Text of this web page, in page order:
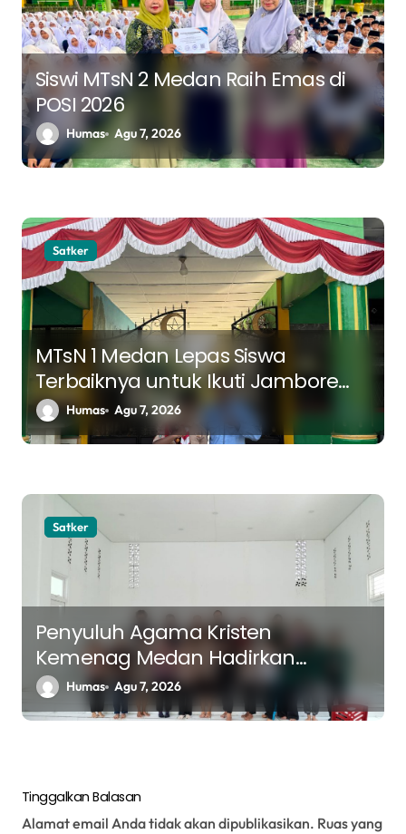
o
s
Siswi MTsN 2 Medan Raih Emas di
POSI 2026
Humas Agu 7, 2026
Satker
MTsN 1 Medan Lepas Siswa
Terbaiknya untuk Ikuti Jambore
Nasional 2026
Humas Agu 7, 2026
Satker
Penyuluh Agama Kristen
Kemenag Medan Hadirkan
Pengharapan bagi Warga Binaan
Rumah Perlindungan Sosial
Humas Agu 7, 2026
Tinggalkan Balasan
Alamat email Anda tidak akan dipublikasikan. Ruas yang